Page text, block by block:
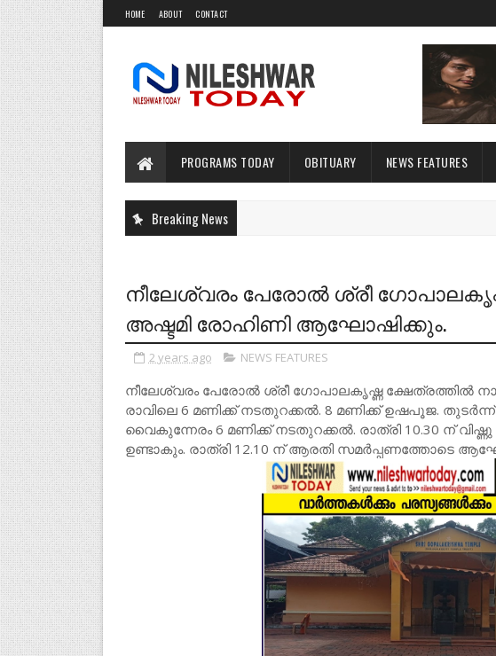
HOME ABOUT CONTACT
PROGRAMS TODAY OBITUARY NEWS FEATURES
Breaking News
നീലേശ്വരം പേരോൽ ശ്രീ
അഷ്ടമി രോഹിണി ആഘോഷിക്കും.
2 years ago NEWS FEATURES
നീലേശ്വരം പേരോൽ ശ്രീ ഗോപാലകൃഷ്ണ ക്ഷേത്രത്തിൽ
രാവിലെ 6 മണിക്ക് നടതുറക്കൽ. 8 മണിക്ക് ഉഷപൂജ.
വൈകുന്നേരം 6 മണിക്ക് നടതുറക്കൽ. രാത്രി 10.30 ന്
ഉണ്ടാകും. രാത്രി 12.10 ന് ആരതി സമർപ്പണത്തോടെ